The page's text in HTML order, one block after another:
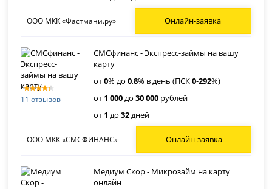
ООО МКК «Фастмани.ру» Онлайн-заявка
11 отзывов
СМСфинанс - Экспресс-займы на вашу
карту
от0% до0,8% в день (ПСК0-292%)
от 1 000до30 000 рублей
от 1 до32дней
ООО МКК «СМСФИНАНС» Онлайн-заявка
Медиум Скор - Микрозайм на карту
онлайн